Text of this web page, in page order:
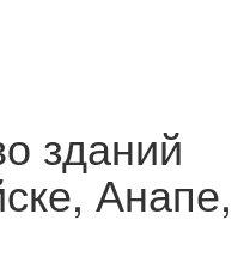
зданий
Анапе,